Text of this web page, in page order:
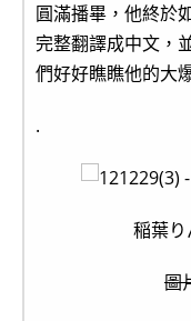
圓滿播畢，他終於
完整翻譯成中文，
們好好瞧瞧他的大
.
稲葉り
圖